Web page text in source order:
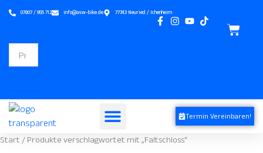
07807 / 955 712 info@asw-bike.de 77743 Neuried / Ichenheim
search
Termin Vereinbaren!
Start / Produkte verschlagwortet mit „Faltschloss“